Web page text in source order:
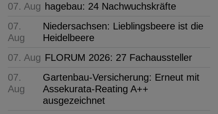
07. Aug hagebau: 24 Nachwuchskräfte
07.
Aug
Niedersachsen: Lieblingsbeere ist die
Heidelbeere
07. Aug FLORUM 2026: 27 Fachaussteller
07.
Aug
Gartenbau-Versicherung: Erneut mit
Assekurata-Reating A++
ausgezeichnet